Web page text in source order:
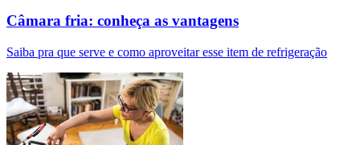
Câmara fria: conheça as vantagens
Saiba pra que serve e como aproveitar esse item de refrigeração